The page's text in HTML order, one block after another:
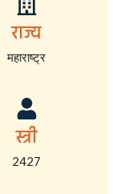
राज्य
महाराष्ट्र
स्त्री
2427